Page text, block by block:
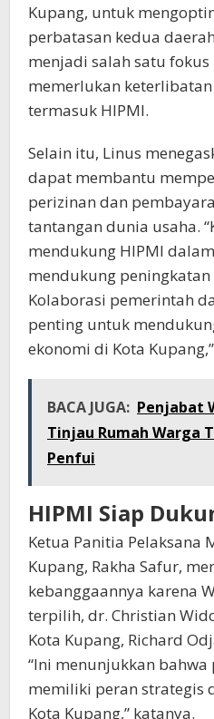
Kupang, untuk
perbatasan kedua
menjadi salah satu
memerlukan
termasuk HIPMI.
Selain itu, Linus
dapat membantu
perizinan dan
tantangan dunia usaha.
mendukung HIPMI
mendukung peningkatan
Kolaborasi pemerintah
penting untuk
ekonomi di Kota
BACA JUGA: Penjabat
Tinjau Rumah Warga
Penfui
HIPMI Siap
Ketua Panitia Pelaksana
Kupang, Rakha Safur,
kebanggaannya karena
terpilih, dr. Christian
Kota Kupang, Richard
“Ini menunjukkan
memiliki peran strategis
Kota Kupang,” katanya.